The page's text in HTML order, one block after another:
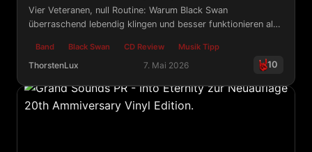
Vier Veteranen, null Routine: Warum Black Swan
überraschend lebendig klingen und besser funktionieren als
Band Black Swan CD Review Musik Tipp
ThorstenLux 7. Mai 2026 10
Vier Veteranen, null Routine: Warum Black Swan